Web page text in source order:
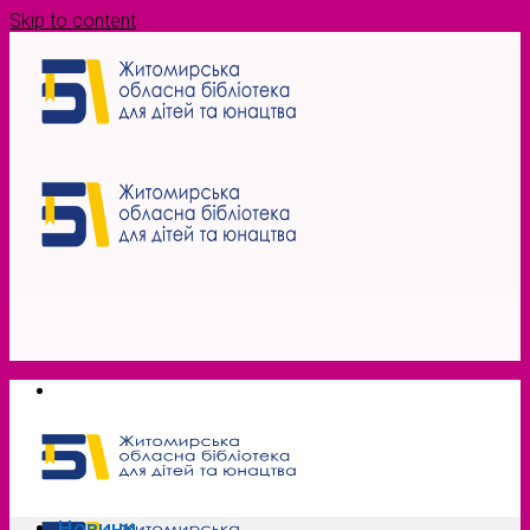
Skip to content